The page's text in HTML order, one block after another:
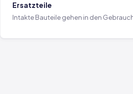
Ersatzteile
Intakte Bauteile gehen in den